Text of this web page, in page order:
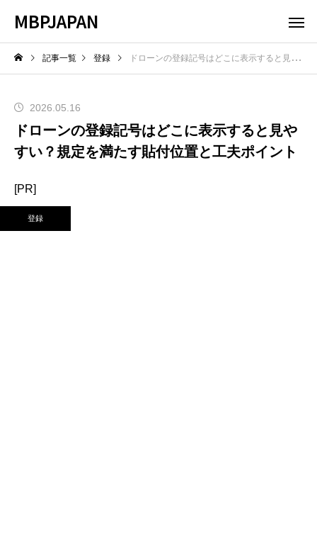
MBPJAPAN
記事一覧 登録 ドローンの登録記号はどこに表示すると見やすい？規定を満たす貼付位置と工夫ポイント
2026.05.16
ドローンの登録記号はどこに表示すると見や
すい？規定を満たす貼付位置と工夫ポイント
[PR]
登録